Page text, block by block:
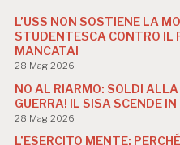
L’USS NON SOSTIENE LA
STUDENTESCA CONTRO IL
MANCATA!
28 Mag 2026
NO AL RIARMO: SOLDI
GUERRA! IL SISA SCENDE
28 Mag 2026
L’ESERCITO MENTE: